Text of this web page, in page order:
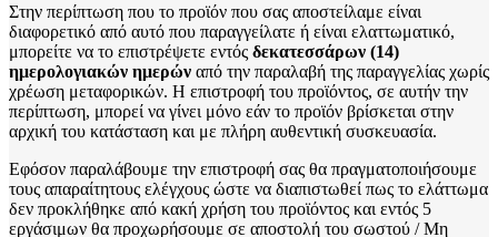
Στην περίπτωση που το προϊόν που σας αποστείλαμε είναι
διαφορετικό από αυτό που παραγγείλατε ή είναι ελαττωματικό,
μπορείτε να το επιστρέψετε εντός δεκατεσσάρων (14)
ημερολογιακών ημερών από την παραλαβή της παραγγελίας χωρίς
χρέωση μεταφορικών. Η επιστροφή του προϊόντος, σε αυτήν την
περίπτωση, μπορεί να γίνει μόνο εάν το προϊόν βρίσκεται στην
αρχική του κατάσταση και με πλήρη αυθεντική συσκευασία.
Εφόσον παραλάβουμε την επιστροφή σας θα πραγματοποιήσουμε
τους απαραίτητους ελέγχους ώστε να διαπιστωθεί πως το ελάττωμα
δεν προκλήθηκε από κακή χρήση του προϊόντος και εντός 5
εργάσιμων θα προχωρήσουμε σε αποστολή του σωστού / Μη